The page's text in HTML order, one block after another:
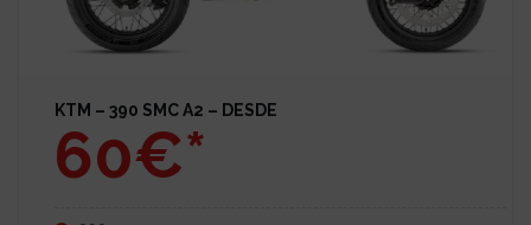
KTM – 390 SMC A2 – DESDE
60€*